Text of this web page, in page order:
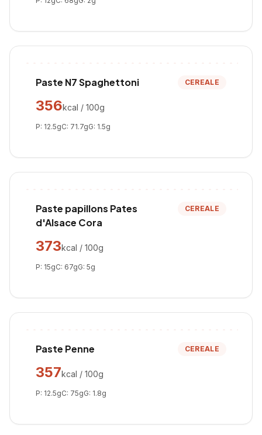
Paste N7 Spaghettoni CEREALE
356kcal / 100g
P: 12.5gC: 71.7gG: 1.5g
Paste papillons Pates
d'Alsace Cora
CEREALE
373kcal / 100g
P: 15gC: 67gG: 5g
Paste Penne CEREALE
357kcal / 100g
P: 12.5gC: 75gG: 1.8g